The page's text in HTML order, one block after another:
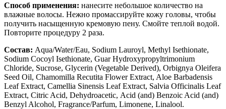
Способ применения: нанесите небольшое количество на
влажные волосы. Нежно промассируйте кожу головы, чтобы
получить насыщенную кремовую пену. Смойте теплой водой.
Повторите процедуру 2 раза.
Состав: Aqua/Water/Eau, Sodium Lauroyl, Methyl Isethionate,
Sodium Cocoyl Isethionate, Guar Hydroxypropyltrimonium
Chloride, Sucrose, Glycerin (Vegetable Derived), Orbignya Oleifera
Seed Oil, Chamomilla Recutita Flower Extract, Aloe Barbadensis
Leaf Extract, Camellia Sinensis Leaf Extract, Salvia Officinalis Leaf
Extract, Citric Acid, Dehydroacetic, Acid (and) Benzoic Acid (and)
Benzyl Alcohol, Fragrance/Parfum, Limonene, Linalool.